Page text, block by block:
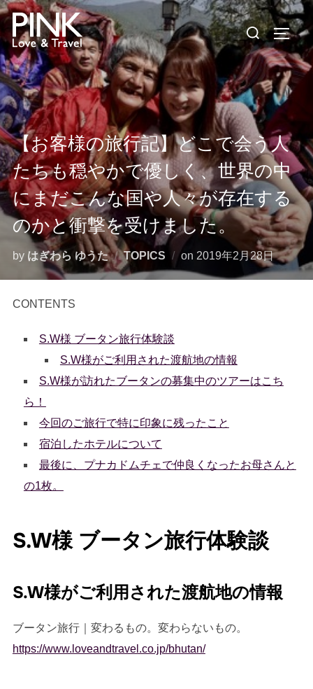
コ
テ
ン
ツ
へ
ス
キ
ッ
プ
検
索
対
象:
サイド
【お客様の旅行記】どこで会う人
たちも穏やかで優しく、世界の中
にまだこんな国や人々が存在する
のかと衝撃を受けました。
by はぎわら ゆうた TOPICS on 投
稿
2019年2月28日
CONTENTS
S.W様 ブータン旅行体験談
S.W様がご利用された渡航地の情報
S.W様が訪れたブータンの募集中のツアーはこち
ら！
今回のご旅行で特に印象に残ったこと
宿泊したホテルについて
最後に、プナカドムチェで仲良くなったお母さんと
の1枚。
S.W様 ブータン旅行体験談
S.W様がご利用された渡航地の情報
ブータン旅行｜変わるもの。変わらないもの。
https://www.loveandtravel.co.jp/bhutan/